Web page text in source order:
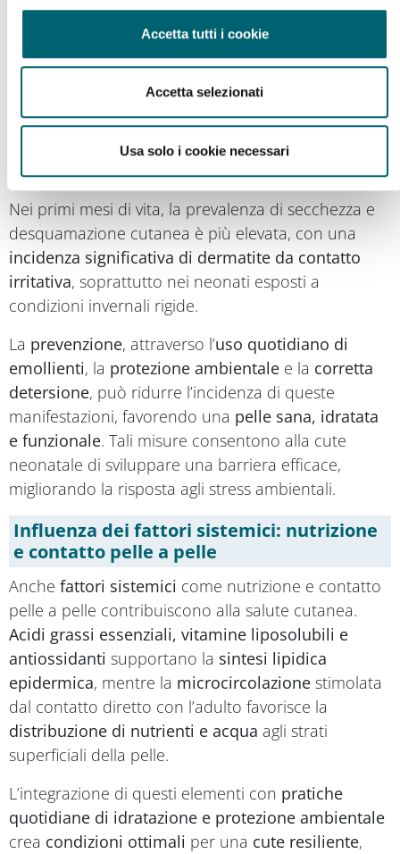
Accetta tutti i cookie
Accetta selezionati
Usa solo i cookie necessari
preservare lapelle integra. L’attenzione a questi
fattori consente di creare un microclima cutaneo
favorevole, che promuove la resilienza della cute e
ne sostiene l’omeostasi idrolipidica anche in
presenza di frequenti transizioni termiche.
Prevenzione delle manifestazioni cutanee
nei primi mesi di vita
Nei primi mesi di vita, la prevalenza di secchezza e
desquamazione cutanea è più elevata, con una
incidenza significativa di dermatite da contatto
irritativa, soprattutto nei neonati esposti a
condizioni invernali rigide.
La prevenzione, attraverso l’uso quotidiano di
emollienti, la protezione ambientale e la corretta
detersione, può ridurre l’incidenza di queste
manifestazioni, favorendo una pelle sana, idratata
e funzionale. Tali misure consentono alla cute
neonatale di sviluppare una barriera efficace,
migliorando la risposta agli stress ambientali.
Influenza dei fattori sistemici: nutrizione
e contatto pelle a pelle
Anche fattori sistemici come nutrizione e contatto
pelle a pelle contribuiscono alla salute cutanea.
Acidi grassi essenziali, vitamine liposolubili e
antiossidanti supportano la sintesi lipidica
epidermica, mentre la microcircolazione stimolata
dal contatto diretto con l’adulto favorisce la
distribuzione di nutrienti e acqua agli strati
superficiali della pelle.
L’integrazione di questi elementi con pratiche
quotidiane di idratazione e protezione ambientale
crea condizioni ottimali per una cute resiliente,